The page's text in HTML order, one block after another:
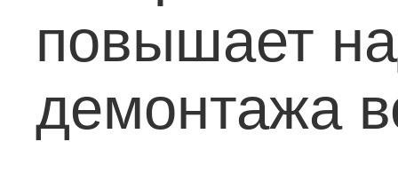
повышает
демонтажа